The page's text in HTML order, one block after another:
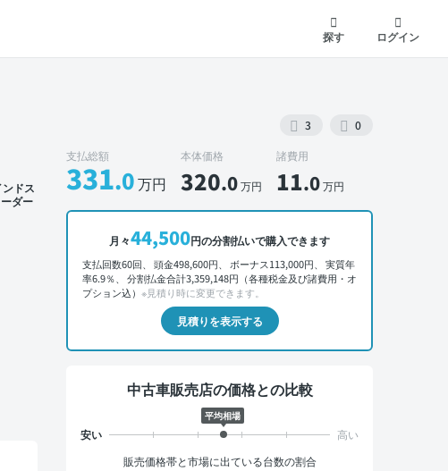
探す
ログイン
3 0
ドス
ダー
支払総額
331.0万円
本体価格
320.0万円
諸費用
11.0万円
月々44,500円の分割払いで購入できます
支払回数60回、 頭金498,600円、 ボーナス113,000円、 実質年
率6.9％、 分割払金合計3,359,148円（各種税金及び諸費用・オ
プション込） ※見積り時に変更できます。
見積りを表示する
中古車販売店の価格との比較
平均相場
販売価格帯と市場に出ている台数の割合